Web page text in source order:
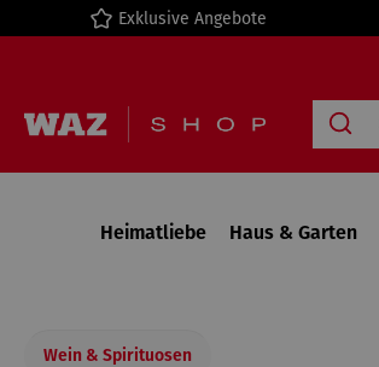
Zur Hauptnavigation springen
Exklusive Angebote
Heimatliebe Haus & Garten
Wein & Spirituosen